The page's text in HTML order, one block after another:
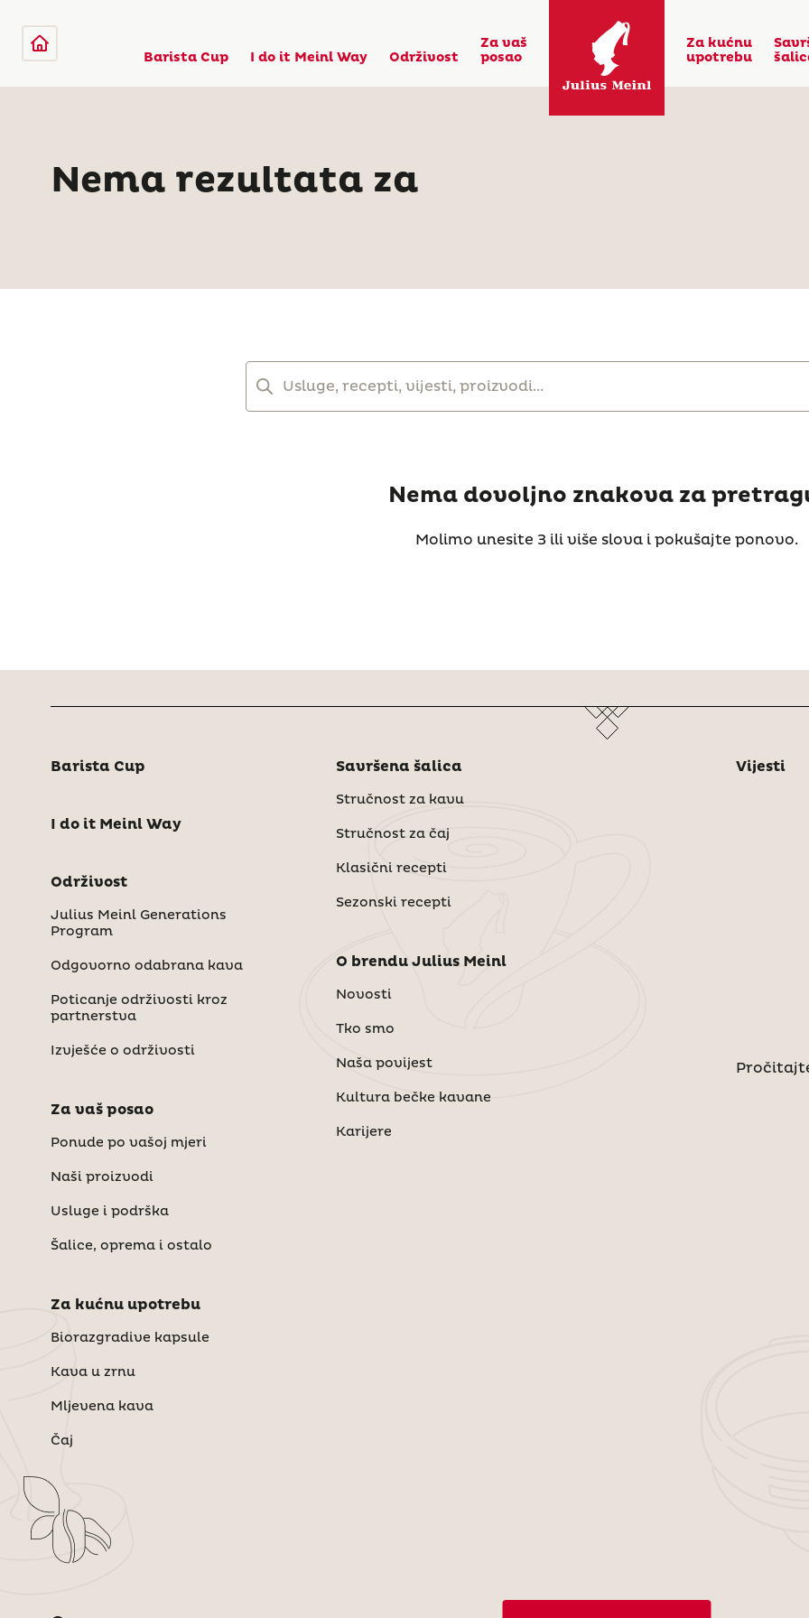
Barista Cup I do it Meinl Way Održivost
Za vaš
posao
Za kućnu
upotrebu
Nema rezultata za
Nema dovoljno znakova za
Molimo unesite 3 ili više slova i pokušajte ponovo.
Barista Cup
I do it Meinl Way
Održivost
Julius Meinl Generations
Program
Odgovorno odabrana kava
Poticanje održivosti kroz
partnerstva
Izvješće o održivosti
Za vaš posao
Ponude po vašoj mjeri
Naši proizvodi
Usluge i podrška
Šalice, oprema i ostalo
Za kućnu upotrebu
Biorazgradive kapsule
Kava u zrnu
Mljevena kava
Čaj
Savršena šalica
Stručnost za kavu
Stručnost za čaj
Klasični recepti
Sezonski recepti
O brendu Julius Meinl
Novosti
Tko smo
Naša povijest
Kultura bečke kavane
Karijere
Vijesti